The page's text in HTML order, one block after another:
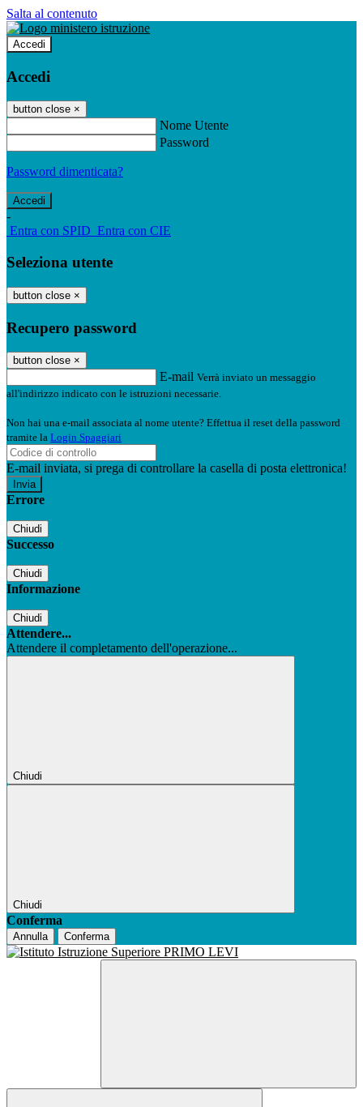
Salta al contenuto
Accedi
Accedi
button close ×
Nome Utente
Password
Password dimenticata?
-
Entra con SPID Entra con CIE
Seleziona utente
button close ×
Recupero password
button close ×
E-mail Verrà inviato un messaggio
all'indirizzo indicato con le istruzioni necessarie.
Non hai una e-mail associata al nome utente? Effettua il reset della password
tramite la Login Spaggiari
E-mail inviata, si prega di controllare la casella di posta elettronica!
Errore
Chiudi
Successo
Chiudi
Informazione
Chiudi
Attendere...
Attendere il completamento dell'operazione...
Chiudi
Chiudi
Conferma
Annulla Conferma